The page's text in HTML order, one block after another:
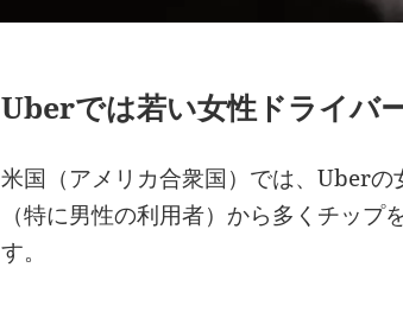
Uberでは若い女性ドライバ
米国（アメリカ合衆国）では、Uber
（特に男性の利用者）から多くチッ
す。